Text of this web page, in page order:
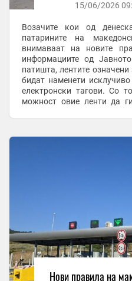
15/06/2026
Возачите кои од
патарините на
внимаваат на новите
информациите од
патишта, лентите
бидат наменети
електронски тагови. Со
можност овие ленти да
Нови правила на